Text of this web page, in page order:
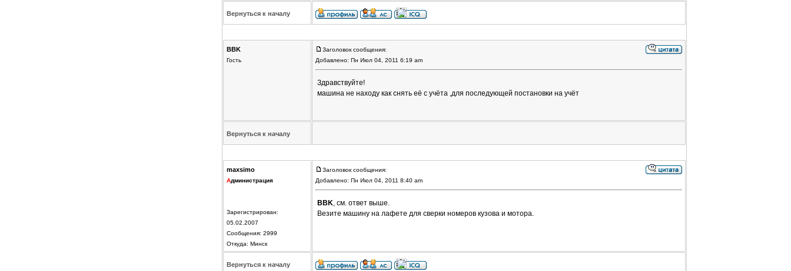
Вернуться к началу
BBK
Гость
Заголовок сообщения:
Добавлено: Пн Июл 04, 2011 6:19 am
Здравствуйте!
машина не находу как снять её с учёта ,для последующей постановки на учёт
Вернуться к началу
maxsimo
Администрация
Зарегистрирован:
05.02.2007
Сообщения: 2999
Откуда: Минск
Заголовок сообщения:
Добавлено: Пн Июл 04, 2011 8:40 am
BBK, см. ответ выше.
Везите машину на лафете для сверки номеров кузова и мотора.
Вернуться к началу